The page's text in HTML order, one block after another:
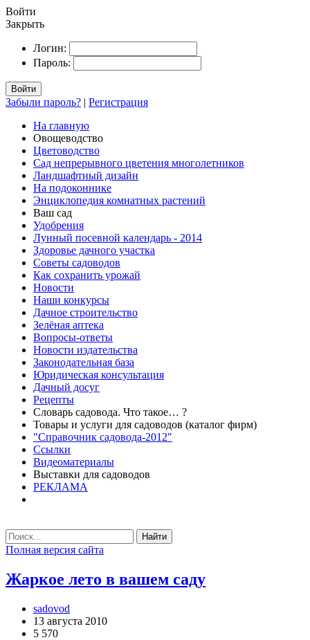
Войти
Закрыть
Логин:
Пароль:
Войти
Забыли пароль? | Регистрация
На главную
Овощеводство
Цветоводство
Сад непрерывного цветения многолетников
Ландшафтный дизайн
На подоконнике
Энциклопедия комнатных растений
Ваш сад
Удобрения
Лунный посевной календарь - 2014
Здоровье дачного участка
Советы садоводов
Как сохранить урожай
Новости
Наши конкурсы
Дачное строительство
Зелёная аптека
Вопросы-ответы
Новости издательства
Законодательная база
Юридическая консультация
Дачный досуг
Рецепты
Словарь садовода. Что такое… ?
Товары и услуги для садоводов (каталог фирм)
"Справочник садовода-2012"
Ссылки
Видеоматериалы
Выставки для садоводов
РЕКЛАМА
Найти
Полная версия сайта
Жаркое лето в вашем саду
sadovod
13 августа 2010
5 570